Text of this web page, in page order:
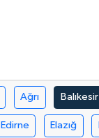
Ağrı Balıkesir
Edirne Elazığ